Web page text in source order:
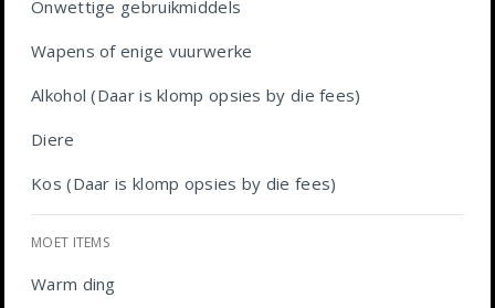
Onwettige gebruikmiddels
Wapens of enige vuurwerke
Alkohol (Daar is klomp opsies by die fees)
Diere
Kos (Daar is klomp opsies by die fees)
MOET ITEMS
Warm ding